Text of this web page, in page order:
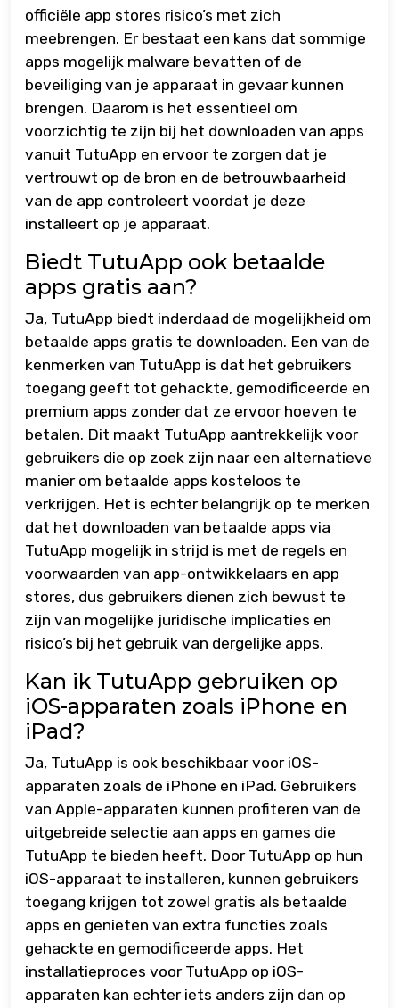
officiële app stores risico’s met zich
meebrengen. Er bestaat een kans dat sommige
apps mogelijk malware bevatten of de
beveiliging van je apparaat in gevaar kunnen
brengen. Daarom is het essentieel om
voorzichtig te zijn bij het downloaden van apps
vanuit TutuApp en ervoor te zorgen dat je
vertrouwt op de bron en de betrouwbaarheid
van de app controleert voordat je deze
installeert op je apparaat.
Biedt TutuApp ook betaalde
apps gratis aan?
Ja, TutuApp biedt inderdaad de mogelijkheid om
betaalde apps gratis te downloaden. Een van de
kenmerken van TutuApp is dat het gebruikers
toegang geeft tot gehackte, gemodificeerde en
premium apps zonder dat ze ervoor hoeven te
betalen. Dit maakt TutuApp aantrekkelijk voor
gebruikers die op zoek zijn naar een alternatieve
manier om betaalde apps kosteloos te
verkrijgen. Het is echter belangrijk op te merken
dat het downloaden van betaalde apps via
TutuApp mogelijk in strijd is met de regels en
voorwaarden van app-ontwikkelaars en app
stores, dus gebruikers dienen zich bewust te
zijn van mogelijke juridische implicaties en
risico’s bij het gebruik van dergelijke apps.
Kan ik TutuApp gebruiken op
iOS-apparaten zoals iPhone en
iPad?
Ja, TutuApp is ook beschikbaar voor iOS-
apparaten zoals de iPhone en iPad. Gebruikers
van Apple-apparaten kunnen profiteren van de
uitgebreide selectie aan apps en games die
TutuApp te bieden heeft. Door TutuApp op hun
iOS-apparaat te installeren, kunnen gebruikers
toegang krijgen tot zowel gratis als betaalde
apps en genieten van extra functies zoals
gehackte en gemodificeerde apps. Het
installatieproces voor TutuApp op iOS-
apparaten kan echter iets anders zijn dan op